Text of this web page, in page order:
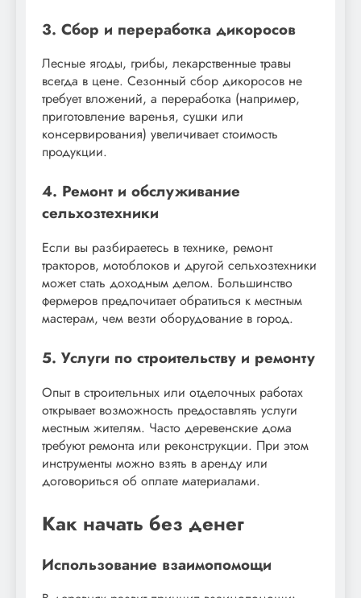
3. Сбор и переработка дикоросов
Лесные ягоды, грибы, лекарственные травы
всегда в цене. Сезонный сбор дикоросов не
требует вложений, а переработка (например,
приготовление варенья, сушки или
консервирования) увеличивает стоимость
продукции.
4. Ремонт и обслуживание
сельхозтехники
Если вы разбираетесь в технике, ремонт
тракторов, мотоблоков и другой сельхозтехники
может стать доходным делом. Большинство
фермеров предпочитает обратиться к местным
мастерам, чем везти оборудование в город.
5. Услуги по строительству и ремонту
Опыт в строительных или отделочных работах
открывает возможность предоставлять услуги
местным жителям. Часто деревенские дома
требуют ремонта или реконструкции. При этом
инструменты можно взять в аренду или
договориться об оплате материалами.
Как начать без денег
Использование взаимопомощи